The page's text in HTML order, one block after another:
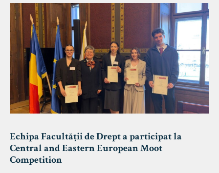
Echipa Facultății de Drept a participat la
Central and Eastern European Moot
Competition